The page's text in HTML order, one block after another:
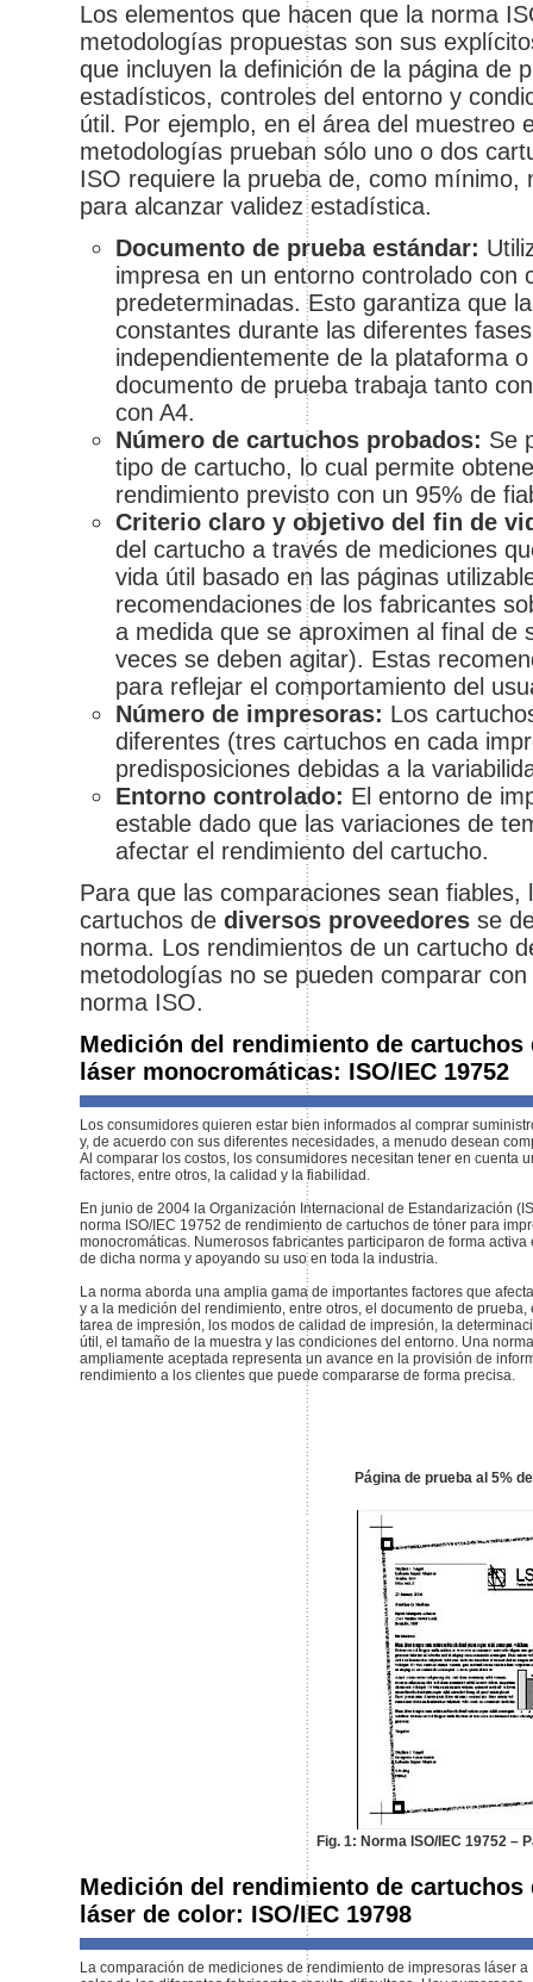
Los elementos que hacen que la norma
metodologías propuestas son sus
que incluyen la definición de la página de
estadísticos, controles del entorno y
útil. Por ejemplo, en el área del muestreo
metodologías prueban sólo uno o dos
ISO requiere la prueba de, como mínimo,
para alcanzar validez estadística.
Documento de prueba estándar:
impresa en un entorno controlado con
predeterminadas. Esto garantiza que
constantes durante las diferentes
independientemente de la plataforma
documento de prueba trabaja tanto
con A4.
Número de cartuchos probados: Se
tipo de cartucho, lo cual permite
rendimiento previsto con un 95% de
Criterio claro y objetivo del fin de
del cartucho a través de mediciones
vida útil basado en las páginas
recomendaciones de los fabricantes
a medida que se aproximen al final de
veces se deben agitar). Estas
para reflejar el comportamiento del
Número de impresoras: Los
diferentes (tres cartuchos en cada
predisposiciones debidas a la
Entorno controlado: El entorno de
estable dado que las variaciones de
afectar el rendimiento del cartucho.
Para que las comparaciones sean fiables,
cartuchos de diversos proveedores se
norma. Los rendimientos de un cartucho
metodologías no se pueden comparar
norma ISO.
Medición del rendimiento de
láser monocromáticas: ISO/IEC 19752
Los consumidores quieren estar bien informados al comprar
y, de acuerdo con sus diferentes necesidades, a menudo desean
Al comparar los costos, los consumidores necesitan tener en cuenta
factores, entre otros, la calidad y la fiabilidad.
En junio de 2004 la Organización Internacional de Estandarización
norma ISO/IEC 19752 de rendimiento de cartuchos de tóner para
monocromáticas. Numerosos fabricantes participaron de forma activa
de dicha norma y apoyando su uso en toda la industria.
La norma aborda una amplia gama de importantes factores que
y a la medición del rendimiento, entre otros, el documento de prueba,
tarea de impresión, los modos de calidad de impresión, la
útil, el tamaño de la muestra y las condiciones del entorno. Una
ampliamente aceptada representa un avance en la provisión de
rendimiento a los clientes que puede compararse de forma precisa.
Página de prueba al 5%
Fig. 1: Norma ISO/IEC 19752 –
Medición del rendimiento de
láser de color: ISO/IEC 19798
La comparación de mediciones de rendimiento de impresoras láser a